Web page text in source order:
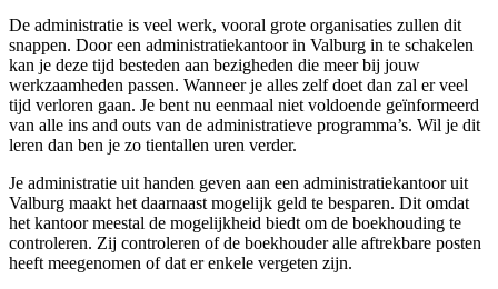
De administratie is veel werk, vooral grote organisaties zullen dit
snappen. Door een administratiekantoor in Valburg in te schakelen
kan je deze tijd besteden aan bezigheden die meer bij jouw
werkzaamheden passen. Wanneer je alles zelf doet dan zal er veel
tijd verloren gaan. Je bent nu eenmaal niet voldoende geïnformeerd
van alle ins and outs van de administratieve programma’s. Wil je dit
leren dan ben je zo tientallen uren verder.
Je administratie uit handen geven aan een administratiekantoor uit
Valburg maakt het daarnaast mogelijk geld te besparen. Dit omdat
het kantoor meestal de mogelijkheid biedt om de boekhouding te
controleren. Zij controleren of de boekhouder alle aftrekbare posten
heeft meegenomen of dat er enkele vergeten zijn.